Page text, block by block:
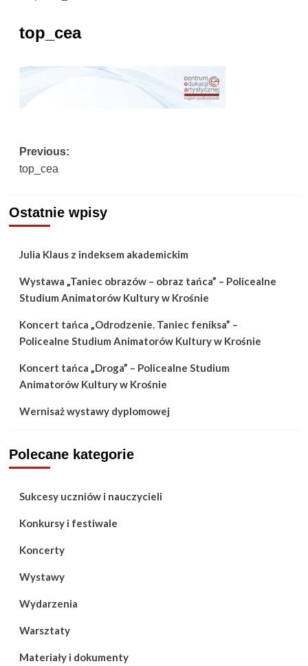
top_cea
Post
navigation
Previous:
top_cea
Ostatnie wpisy
Julia Klaus z indeksem akademickim
Wystawa „Taniec obrazów – obraz tańca” – Policealne
Studium Animatorów Kultury w Krośnie
Koncert tańca „Odrodzenie. Taniec feniksa” –
Policealne Studium Animatorów Kultury w Krośnie
Koncert tańca „Droga” – Policealne Studium
Animatorów Kultury w Krośnie
Wernisaż wystawy dyplomowej
Polecane kategorie
Sukcesy uczniów i nauczycieli
Konkursy i festiwale
Koncerty
Wystawy
Wydarzenia
Warsztaty
Materiały i dokumenty